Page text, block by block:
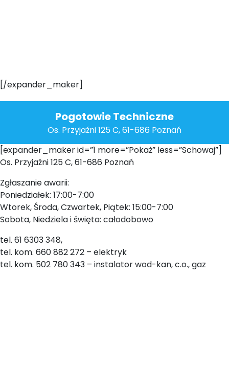
[/expander_maker]
Pogotowie Techniczne
Os. Przyjaźni 125 C, 61-686 Poznań
[expander_maker id=”1 more=”Pokaż” less=”Schowaj”]
Os. Przyjaźni 125 C, 61-686 Poznań
Zgłaszanie awarii:
Poniedziałek: 17:00-7:00
Wtorek, Środa, Czwartek, Piątek: 15:00-7:00
Sobota, Niedziela i święta: całodobowo
tel. 61 6303 348,
tel. kom. 660 882 272 – elektryk
tel. kom. 502 780 343 – instalator wod-kan, c.o., gaz